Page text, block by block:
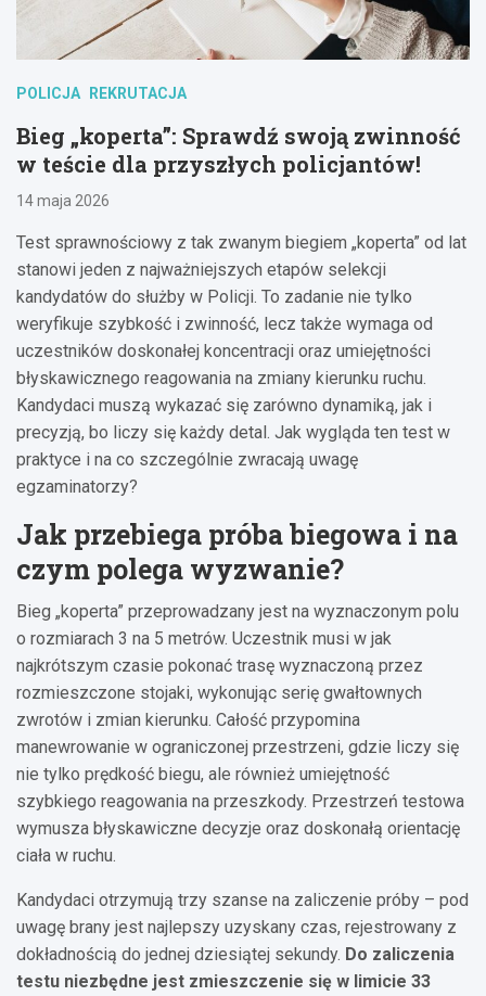
POLICJA REKRUTACJA
Bieg „koperta”: Sprawdź swoją zwinność
w teście dla przyszłych policjantów!
14 maja 2026
Test sprawnościowy z tak zwanym biegiem „koperta” od lat
stanowi jeden z najważniejszych etapów selekcji
kandydatów do służby w Policji. To zadanie nie tylko
weryfikuje szybkość i zwinność, lecz także wymaga od
uczestników doskonałej koncentracji oraz umiejętności
błyskawicznego reagowania na zmiany kierunku ruchu.
Kandydaci muszą wykazać się zarówno dynamiką, jak i
precyzją, bo liczy się każdy detal. Jak wygląda ten test w
praktyce i na co szczególnie zwracają uwagę
egzaminatorzy?
Jak przebiega próba biegowa i na
czym polega wyzwanie?
Bieg „koperta” przeprowadzany jest na wyznaczonym polu
o rozmiarach 3 na 5 metrów. Uczestnik musi w jak
najkrótszym czasie pokonać trasę wyznaczoną przez
rozmieszczone stojaki, wykonując serię gwałtownych
zwrotów i zmian kierunku. Całość przypomina
manewrowanie w ograniczonej przestrzeni, gdzie liczy się
nie tylko prędkość biegu, ale również umiejętność
szybkiego reagowania na przeszkody. Przestrzeń testowa
wymusza błyskawiczne decyzje oraz doskonałą orientację
ciała w ruchu.
Kandydaci otrzymują trzy szanse na zaliczenie próby – pod
uwagę brany jest najlepszy uzyskany czas, rejestrowany z
dokładnością do jednej dziesiątej sekundy. Do zaliczenia
testu niezbędne jest zmieszczenie się w limicie 33